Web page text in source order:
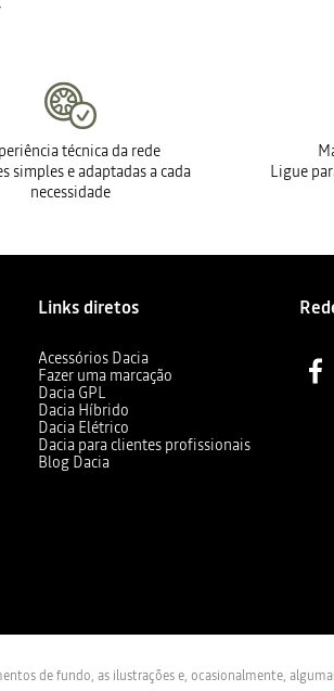
técnica da rede
simples e adaptadas a cada
necessidade
Ligue
Links diretos
Acessórios Dacia
Fazer uma marcação
Dacia GPL
Dacia Híbrido
Dacia Elétrico
Dacia para clientes profissionais
Blog Dacia
de fundo, as ilustrações e, ocasionalmente,